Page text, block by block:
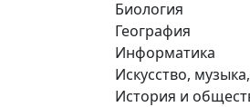
Биология
География
Информатика
Искусство,
История и